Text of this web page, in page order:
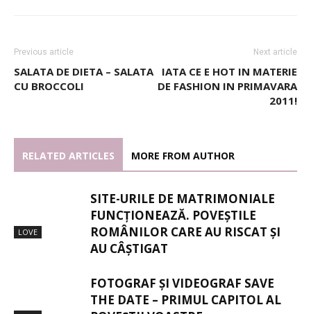
Previous article
SALATA DE DIETA – SALATA
CU BROCCOLI
Next article
IATA CE E HOT IN MATERIE
DE FASHION IN PRIMAVARA
2011!
RELATED ARTICLES MORE FROM AUTHOR
LOVE
SITE-URILE DE MATRIMONIALE
FUNCȚIONEAZĂ. POVEȘTILE
ROMÂNILOR CARE AU RISCAT ȘI
AU CÂȘTIGAT
FOTOGRAF ȘI VIDEOGRAF SAVE
THE DATE – PRIMUL CAPITOL AL